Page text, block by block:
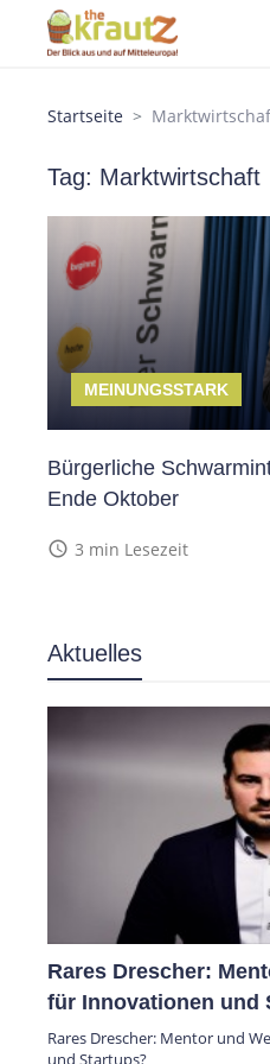
Startseite
Tag: Marktwirtschaft
MEINUNGSSTARK
Bürgerliche
Ende Oktober
access_time 3 min Lesezeit
Aktuelles
Rares Drescher:
für Innovationen und
Rares Drescher: Mentor und
und Startups?